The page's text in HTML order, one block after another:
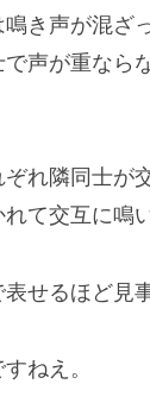
き声が混ざ
声が重なら
れ隣同士が
て交互に鳴
せるほど見
ねえ。